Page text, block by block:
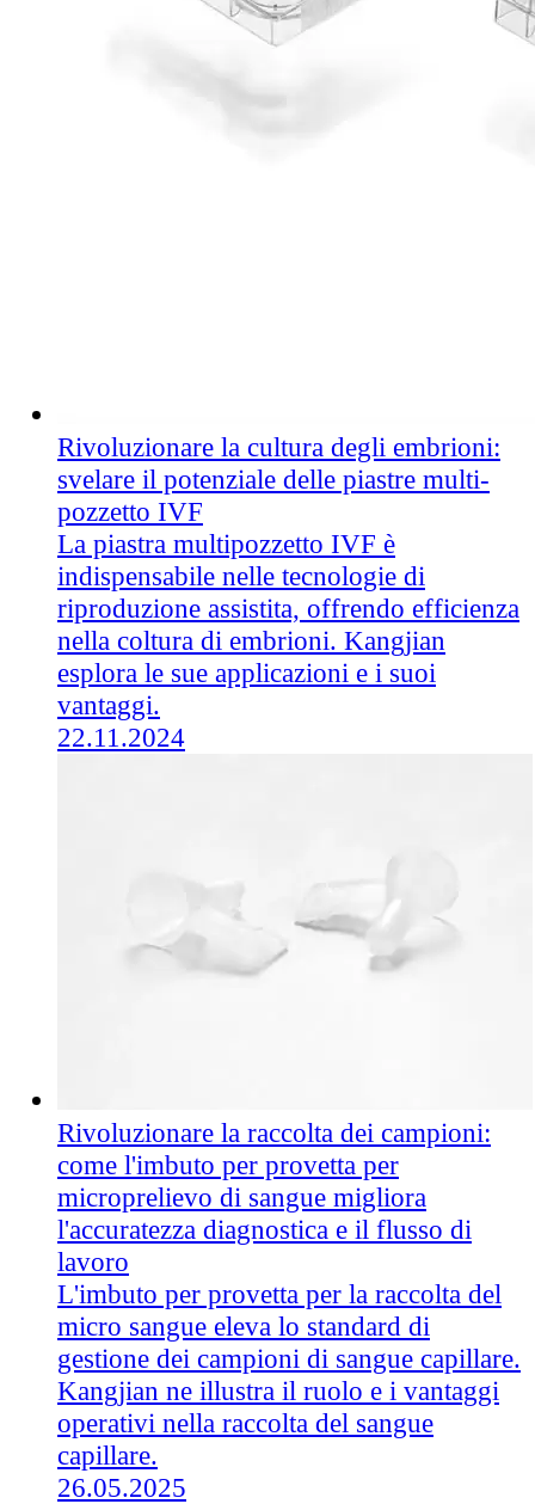
Rivoluzionare la cultura degli embrioni:
svelare il potenziale delle piastre multi-
pozzetto IVF
La piastra multipozzetto IVF è
indispensabile nelle tecnologie di
riproduzione assistita, offrendo efficienza
nella coltura di embrioni. Kangjian
esplora le sue applicazioni e i suoi
vantaggi.
22.11.2024
Rivoluzionare la raccolta dei campioni:
come l'imbuto per provetta per
microprelievo di sangue migliora
l'accuratezza diagnostica e il flusso di
lavoro
L'imbuto per provetta per la raccolta del
micro sangue eleva lo standard di
gestione dei campioni di sangue capillare.
Kangjian ne illustra il ruolo e i vantaggi
operativi nella raccolta del sangue
capillare.
26.05.2025